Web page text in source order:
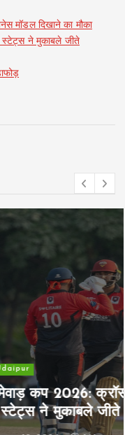
मॉडल दिखाने का मौका
स्टेट्स ने मुकाबले जीते
व आदित्यम